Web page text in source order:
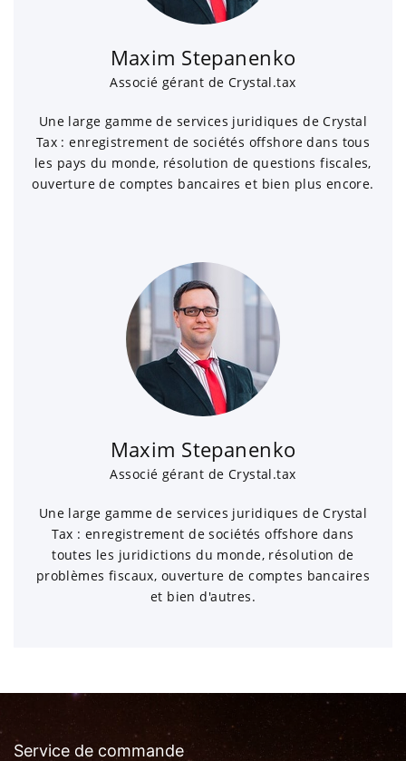
Maxim Stepanenko
Associé gérant de Crystal.tax
Une large gamme de services juridiques de Crystal
Tax : enregistrement de sociétés offshore dans tous
les pays du monde, résolution de questions fiscales,
ouverture de comptes bancaires et bien plus encore.
Maxim Stepanenko
Associé gérant de Crystal.tax
Une large gamme de services juridiques de Crystal
Tax : enregistrement de sociétés offshore dans
toutes les juridictions du monde, résolution de
problèmes fiscaux, ouverture de comptes bancaires
et bien d'autres.
Service de commande